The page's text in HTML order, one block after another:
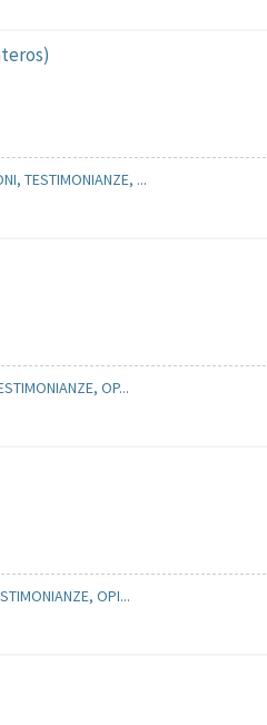
TESTIMONIANZE, ...
OP...
OPI...